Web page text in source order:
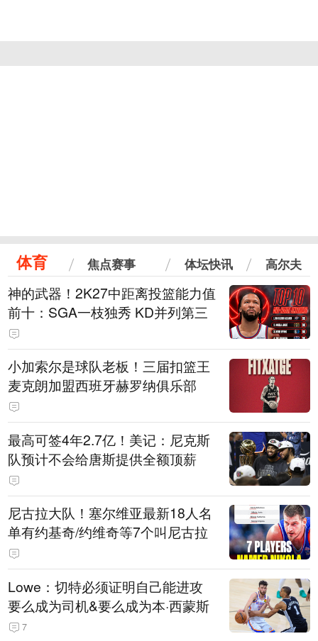
体育 焦点赛事 体坛快讯 高尔夫
神的武器！2K27中距离投篮能力值
前十：SGA一枝独秀 KD并列第三
小加索尔是球队老板！三届扣篮王
麦克朗加盟西班牙赫罗纳俱乐部
最高可签4年2.7亿！美记：尼克斯
队预计不会给唐斯提供全额顶薪
尼古拉大队！塞尔维亚最新18人名
单有约基奇/约维奇等7个叫尼古拉
Lowe：切特必须证明自己能进攻
要么成为司机&要么成为本·西蒙斯
7